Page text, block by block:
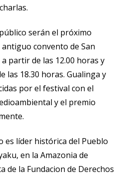
serán el próximo
convento de San
partir de las 12.00 horas y
las 18.30 horas. Gualinga y
por el festival con el
y el premio
es líder histórica del Pueblo
en la Amazonia de
de la Fundacion de Derechos